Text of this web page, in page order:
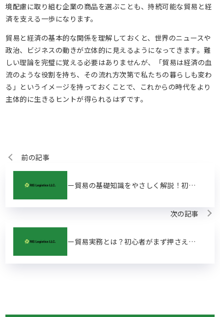
境配慮に取り組む企業の商品を選ぶことも、持続可能な貿易と経
済を支える一歩になります。
貿易と経済の基本的な関係を理解しておくと、世界のニュースや
政治、ビジネスの動きが立体的に見えるようになってきます。難
しい理論を完璧に覚える必要はありませんが、「貿易は経済の血
流のような役割を持ち、その流れ方次第で私たちの暮らしも変わ
る」というイメージを持っておくことで、これからの時代をより
主体的に生きるヒントが得られるはずです。
前の記事
ー貿易の基礎知識をやさしく解説！初心者が最初に知っておきたいことー
次の記事
ー貿易実務とは？初心者がまず押さえたい基本ポイントー